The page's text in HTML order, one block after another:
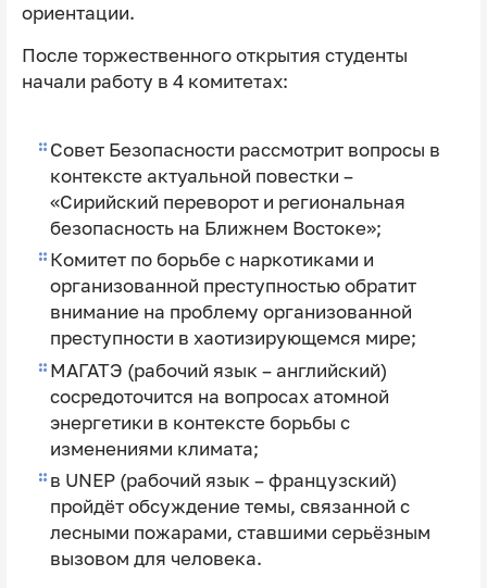
ориентации.
После торжественного открытия студенты
начали работу в 4 комитетах:
Совет Безопасности рассмотрит вопросы в
контексте актуальной повестки –
«Cирийский переворот и региональная
безопасность на Ближнем Востоке»;
Комитет по борьбе с наркотиками и
организованной преступностью обратит
внимание на проблему организованной
преступности в хаотизирующемся мире;
МАГАТЭ (рабочий язык – английский)
сосредоточится на вопросах атомной
энергетики в контексте борьбы с
изменениями климата;
в UNEP (рабочий язык – французский)
пройдёт обсуждение темы, связанной с
лесными пожарами, ставшими серьёзным
вызовом для человека.